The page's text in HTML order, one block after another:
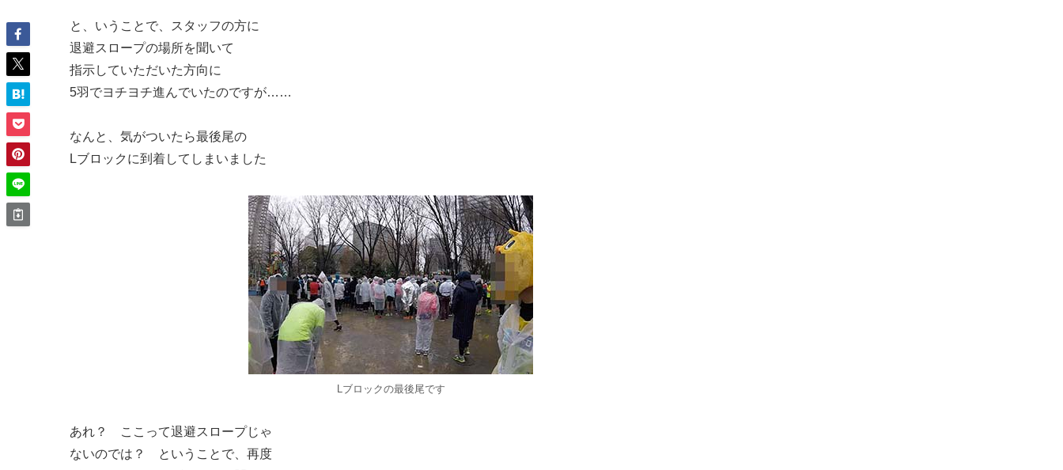
と、いうことで、スタッフの方に
退避スロープの場所を聞いて
指示していただいた方向に
5羽でヨチヨチ進んでいたのですが……
なんと、気がついたら最後尾の
Lブロックに到着してしまいました
Lブロックの最後尾です
あれ？ ここって退避スロープじゃ
ないのでは？ ということで、再度